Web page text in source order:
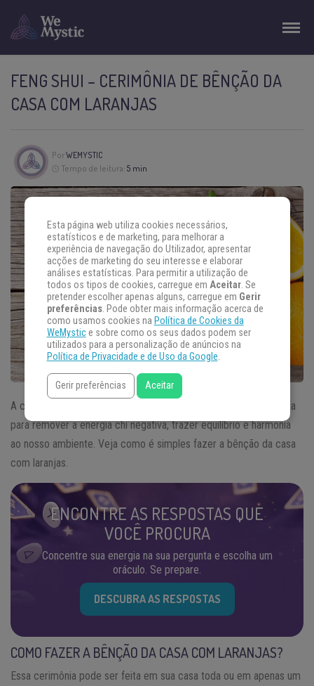
FENG SHUI – CERIMÔNIA DE BÊNÇÃO DA
CASA COM LARANJAS
PorWEMYSTIC
Tempo de leitura: 5 min
A cerimônia de bênção da casa com laranja do
é feita
para remover a energia chi negativa, trazer equilíbrio e harmonia
ao nosso ambiente. Veja como é simples fazer a bênção da casa
com laranjas.
ENCONTRE AS RESPOSTAS QUE
VOCÊ PROCURA
Concentre sua energia na sua pergunta e escolha um
oráculo. Se prepare.
DESCUBRA AS RESPOSTAS
COMO FAZER A BÊNÇÃO DA CASA COM LARANJAS?
Essa cerimônia pode ser feita em sua casa toda ou em apenas um
Esta página web utiliza cookies necessários,
estatísticos e de marketing, para melhorar a
experiência de navegação do Utilizador, apresentar
acções de marketing do seu interesse e elaborar
análises estatísticas. Para permitir a utilização de
todos os tipos de cookies, carregue em Aceitar. Se
pretender escolher apenas alguns, carregue em Gerir
preferências. Pode obter mais informação acerca de
como usamos cookies na Política de Cookies da
WeMystice sobre como os seus dados podem ser
utilizados para a personalização de anúncios na
Política de Privacidade e de Uso da Google.
Gerir preferências Aceitar